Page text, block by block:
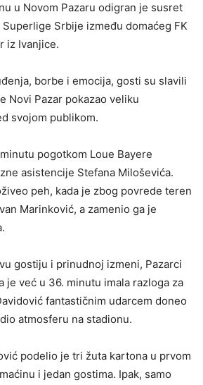
u Novom Pazaru odigran je susret
Srbije između domaćeg FK
iz Ivanjice.
borbe i emocija, gosti su slavili
Novi Pazar pokazao veliku
svojom publikom.
pogotkom Loue Bayere
asistencije Stefana Miloševića.
peh, kada je zbog povrede teren
Marinković, a zamenio ga je
gostiju i prinudnoj izmeni, Pazarci
je već u 36. minutu imala razloga za
fantastičnim udarcem doneo
atmosferu na stadionu.
podelio je tri žuta kartona u prvom
i jedan gostima. Ipak, samo